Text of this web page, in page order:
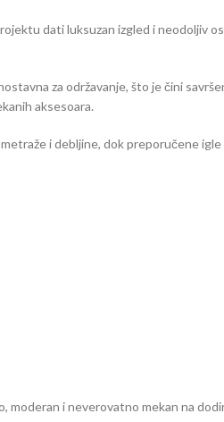
dati luksuzan izgled i neodoljiv
za održavanje, što je čini
aksesoara.
i debljine, dok preporučene
moderan i neverovatno mekan na